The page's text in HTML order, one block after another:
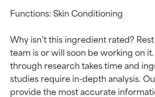
Functions: Skin Conditioning
Why isn’t this ingredient rated?
team is or will soon be working on
through research takes time and
studies require in-depth analysis.
provide the most accurate